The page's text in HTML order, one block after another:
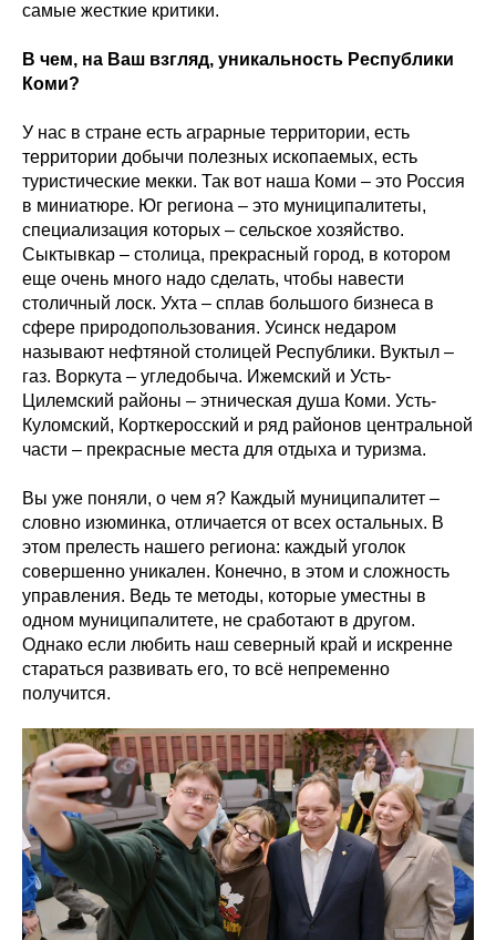
самые жесткие критики.
В чем, на Ваш взгляд, уникальность Республики
Коми?
У нас в стране есть аграрные территории, есть
территории добычи полезных ископаемых, есть
туристические мекки. Так вот наша Коми – это Россия
в миниатюре. Юг региона – это муниципалитеты,
специализация которых – сельское хозяйство.
Сыктывкар – столица, прекрасный город, в котором
еще очень много надо сделать, чтобы навести
столичный лоск. Ухта – сплав большого бизнеса в
сфере природопользования. Усинск недаром
называют нефтяной столицей Республики. Вуктыл –
газ. Воркута – угледобыча. Ижемский и Усть-
Цилемский районы – этническая душа Коми. Усть-
Куломский, Корткеросский и ряд районов центральной
части – прекрасные места для отдыха и туризма.
Вы уже поняли, о чем я? Каждый муниципалитет –
словно изюминка, отличается от всех остальных. В
этом прелесть нашего региона: каждый уголок
совершенно уникален. Конечно, в этом и сложность
управления. Ведь те методы, которые уместны в
одном муниципалитете, не сработают в другом.
Однако если любить наш северный край и искренне
стараться развивать его, то всё непременно
получится.